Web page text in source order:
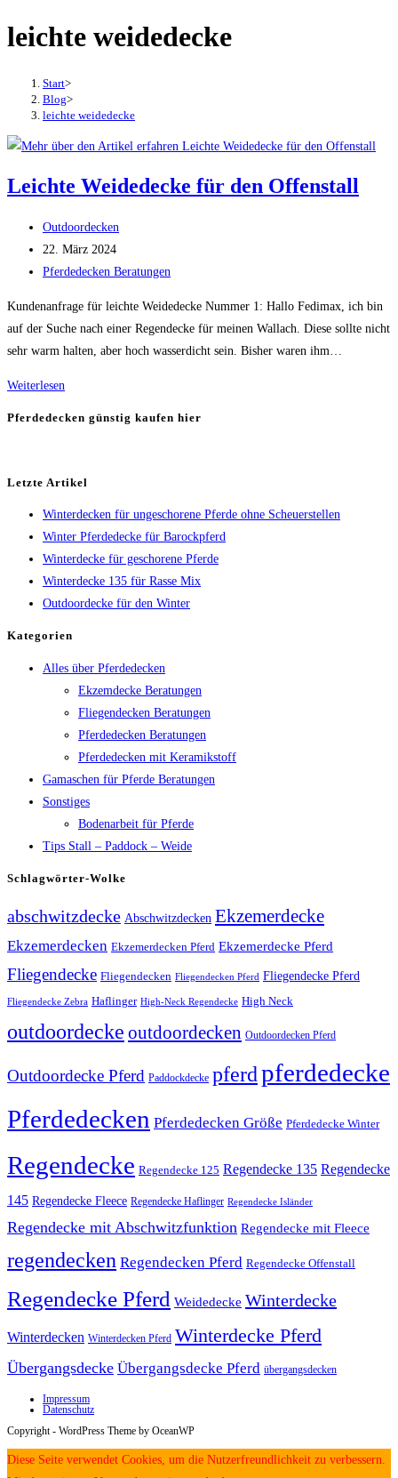
durchsuchen
leichte weidedecke
Start>
Blog>
leichte weidedecke
Leichte Weidedecke für den Offenstall
Beitrags-
Autor:
Outdoordecken
Beitrag
veröffentlicht:
22. März 2024
Beitrags-
Pferdedecken Beratungen
Kundenanfrage für leichte Weidedecke Nummer 1: Hallo Fedimax, ich bin
auf der Suche nach einer Regendecke für meinen Wallach. Diese sollte nicht
sehr warm halten, aber hoch wasserdicht sein. Bisher waren ihm…
Weiterlesen
Pferdedecken günstig kaufen hier
Letzte Artikel
Winterdecken für ungeschorene Pferde ohne Scheuerstellen
Winter Pferdedecke für Barockpferd
Winterdecke für geschorene Pferde
Winterdecke 135 für Rasse Mix
Outdoordecke für den Winter
Kategorien
Alles über Pferdedecken
Ekzemdecke Beratungen
Fliegendecken Beratungen
Pferdedecken Beratungen
Pferdedecken mit Keramikstoff
Gamaschen für Pferde Beratungen
Sonstiges
Bodenarbeit für Pferde
Tips Stall – Paddock – Weide
Schlagwörter-Wolke
abschwitzdecke Abschwitzdecken Ekzemerdecke
Ekzemerdecken Ekzemerdecken Pferd Ekzemerdecke Pferd
Fliegendecke Fliegendecken Fliegendecken Pferd Fliegendecke Pferd
Fliegendecke Zebra Haflinger High-Neck Regendecke High Neck
outdoordecke outdoordecken Outdoordecken Pferd
Outdoordecke Pferd Paddockdecke pferdpferdedecke
Pferdedecken Pferdedecken Größe Pferdedecke Winter
Regendecke Regendecke 125 Regendecke 135 Regendecke
145 Regendecke Fleece Regendecke Haflinger Regendecke Isländer
Regendecke mit Abschwitzfunktion Regendecke mit Fleece
regendecken Regendecken Pferd Regendecke Offenstall
Regendecke Pferd Weidedecke Winterdecke
Winterdecken Winterdecken Pferd Winterdecke Pferd
Übergangsdecke Übergangsdecke Pferd übergangsdecken
Impressum
Datenschutz
Copyright - WordPress Theme by OceanWP
Diese Seite verwendet Cookies, um die Nutzerfreundlichkeit zu verbessern.